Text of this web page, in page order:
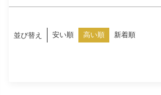
並び替え 安い順 高い順 新着順